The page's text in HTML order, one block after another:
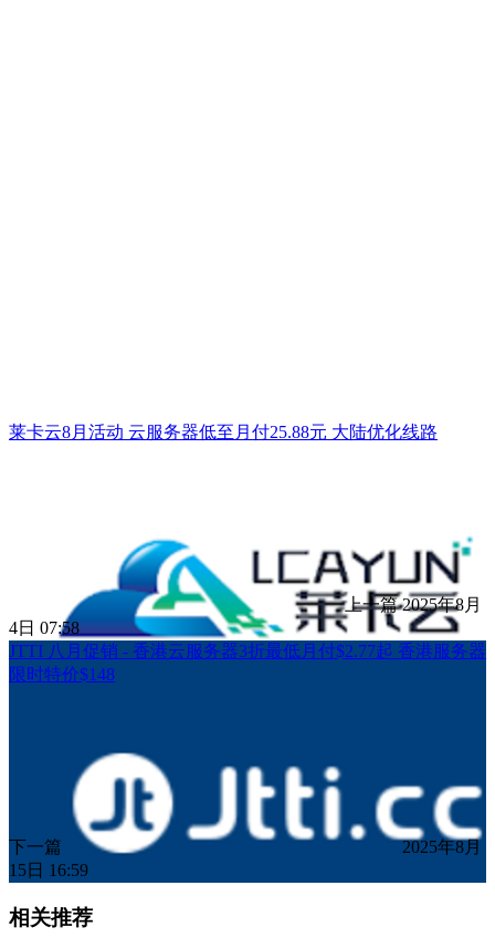
莱卡云8月活动 云服务器低至月付25.88元 大陆优化线路
上一篇 2025年8月
4日 07:58
JTTI 八月促销 - 香港云服务器3折最低月付$2.77起 香港服务器
限时特价$148
下一篇
2025年8月
15日 16:59
相关推荐